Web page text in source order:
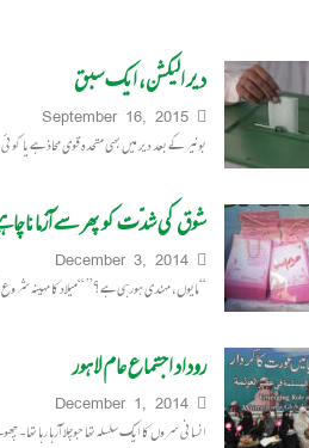
دیر الیکشن، ایک سبق
September 16, 2015
بونیر کے بعد دیر میں بھی متحدہ قوی محاذ ہے یا
شوق کی شدّت کو پھر سے آزمانا چا
December 3, 2014
“مایوں، مہندی ہورہی ہے؟” “میلاد کا مہینہ
روداد اجتما ع عام لا ہور
December 1, 2014
انسانی سروں کا ایک سلسلہ تھا جوچلا آرہا رہا